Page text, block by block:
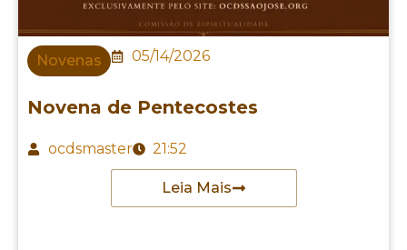
Novenas 05/14/2026
Novena de Pentecostes
ocdsmaster 21:52
Leia Mais